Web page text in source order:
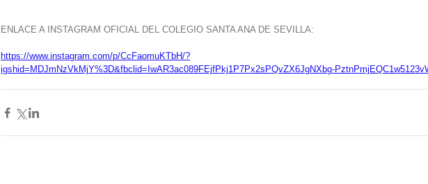
ENLACE A INSTAGRAM OFICIAL DEL COLEGIO SANTA ANA DE SEVILLA:
https://www.instagram.com/p/CcFaomuKTbH/?
igshid=MDJmNzVkMjY%3D&fbclid=IwAR3ac089FEjfPkj1P7Px2sPQvZX6JgNXbg-